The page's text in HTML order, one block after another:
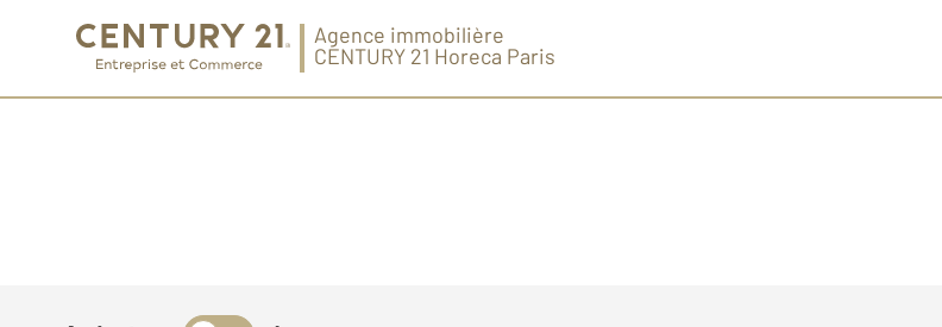
Agence immobilière
CENTURY 21 Horeca Paris